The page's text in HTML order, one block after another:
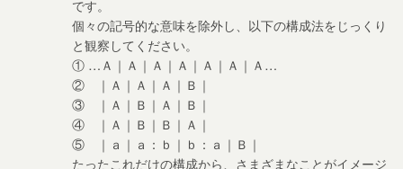
です。
個々の記号的な意味を除外し、以下の構成法をじっくり
と観察してください。
① …Ａ｜Ａ｜Ａ｜Ａ｜Ａ｜Ａ｜Ａ…
② ｜Ａ｜Ａ｜Ａ｜Ｂ｜
③ ｜Ａ｜Ｂ｜Ａ｜Ｂ｜
④ ｜Ａ｜Ｂ｜Ｂ｜Ａ｜
⑤ ｜ａ｜ａ：ｂ｜ｂ：ａ｜Ｂ｜
たったこれだけの構成から、さまざまなことがイメージ